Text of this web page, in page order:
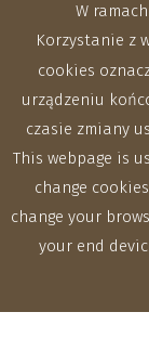
W
Korzystanie z
cookies
urządzeniu
czasie zmiany
This webpage is
change
change your
your end